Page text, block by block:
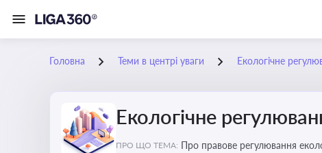
Головна Теми в центрі уваги Екологічне
Екологічне
ПРО ЩО ТЕМА: Про правове регулювання